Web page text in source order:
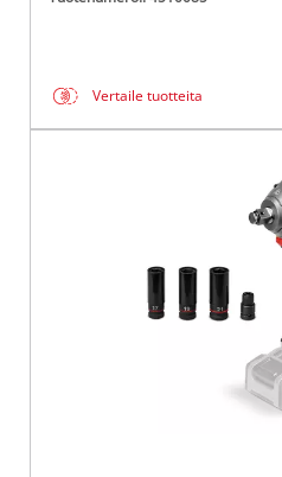
Vertaile tuotteita